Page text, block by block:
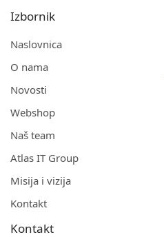
Izbornik
Naslovnica
O nama
Novosti
Webshop
Naš team
Atlas IT Group
Misija i vizija
Kontakt
Kontakt